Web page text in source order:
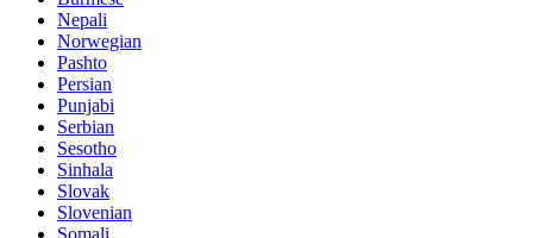
Nepali
Norwegian
Pashto
Persian
Punjabi
Serbian
Sesotho
Sinhala
Slovak
Slovenian
Somali